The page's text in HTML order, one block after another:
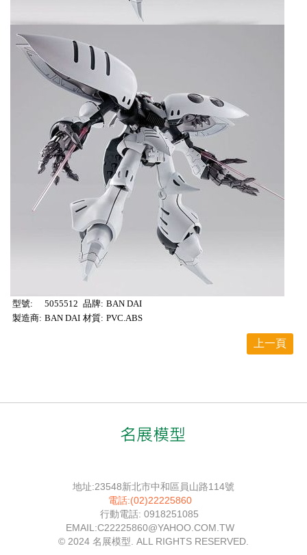
型號: 5055512 品牌: BAN DAI
製造商: BAN DAI 材質: PVC.ABS
上一頁
地址:23548新北市中和區員山路114號
電話:(02)22225860
行動電話: 0918251085
EMAIL:C22225860@YAHOO.COM.TW
© 2024 名展模型. ALL RIGHTS RESERVED.